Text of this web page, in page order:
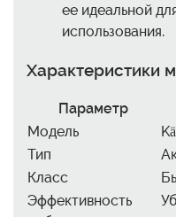
ее идеальной
использования.
Характеристики
Параметр
Модель
Тип
Класс
Эффективность